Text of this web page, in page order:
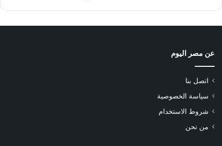
عن مصر اليوم
اتصل بنا
سياسة الخصوصية
شروط الاستخدام
من نحن